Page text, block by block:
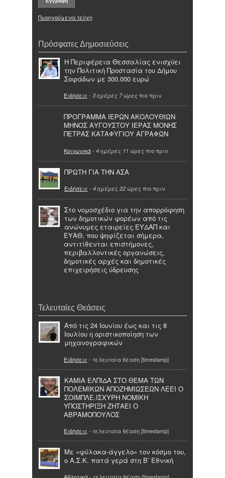
Προηγούμενα τεύχη
Πρόσφατες Δημοσιεύσεις
Η Περιφέρεια Θεσσαλίας ενισχύει
την Πολιτική Προστασία του Δήμου
Σοφάδων με 300.000 ευρώ
Ειδήσεις - 3 ημέρες 7 ώρες πιο πριν
ΠΡΟΓΡΑΜΜΑ ΙΕΡΩΝ ΑΚΟΛΟΥΘΙΩΝ
ΜΗΝΟΣ ΑΥΓΟΥΣΤΟΥ ΙΕΡΑΣ ΜΟΝΗΣ
ΠΕΤΡΑΣ ΚΑΤΑΦΥΓΙΟΥ ΑΓΡΑΦΩΝ
Κοινωνικά- 4 ημέρες 11 ώρες πιο πριν
ΠΡΩΤΗ ΓΙΑ ΤΗΝ ΑΣΑ
Ειδήσεις - 4 ημέρες 22 ώρες πιο πριν
Στο νομοσχέδιο για την απορρόφηση
των δημοτικών φορέων από τις
ανώνυμες εταιρείες ΕΥΔΑΠ και
ΕΥΑΘ, που ψηφίζεται σήμερα,
αντιτίθενται επιστήμονες,
περιβαλλοντικές οργανώσεις,
δημοτικές αρχές και δημοτικές
επιχειρήσεις ύδρευσης
Τελευταίες Θεάσεις
Από τις 24 Ιουνίου έως και τις 8
Ιουλίου η οριστικοποίηση των
μηχανογραφικών
Ειδήσεις - τελευταία θέαση [timestamp]
ΚΑΜΙΑ ΕΛΠΙΔΑ ΣΤΟ ΘΕΜΑ ΤΩΝ
ΠΟΛΕΜΙΚΩΝ ΑΠΟΖΗΜΙΩΣΕΩΝ ΛΕΕΙ Ο
ΣΟΙΜΠΛΕ.ΙΣΧΥΡΗ ΝΟΜΙΚΗ
ΥΠΟΣΤΗΡΙΞΗ ΖΗΤΑΕΙ Ο
ΑΒΡΑΜΟΠΟΥΛΟΣ
Ειδήσεις - τελευταία θέαση [timestamp]
Με «φύλακα-άγγελο» τον κόσμο του,
ο Α.Σ.Κ. πατά γερά στη Β’ Εθνική